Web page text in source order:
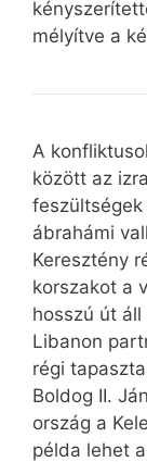
mélyítve a
A
között az
ábrahámi
Keresztény
korszakot a
hosszú út
Libanon
régi
Boldog II.
ország a
példa lehet